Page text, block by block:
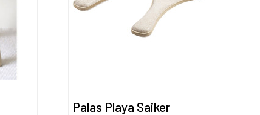
Palas Playa Saiker